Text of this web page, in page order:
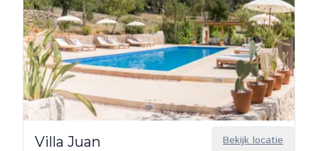
Bekijk locatie
Villa Juan